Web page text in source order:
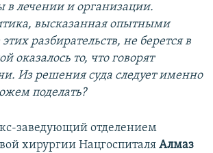
лечении и организации.
высказанная опытными
разбирательств, не берется в
оказалось то, что говорят
Из решения суда следует именно
поделать?
заведующий отделением
хирургии Нацгоспиталя Алмаз